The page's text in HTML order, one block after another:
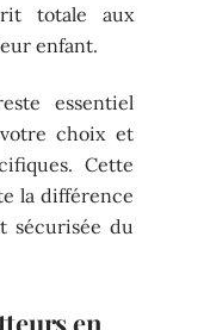
totale aux
enfant.
essentiel
choix et
Cette
la différence
sécurisée du